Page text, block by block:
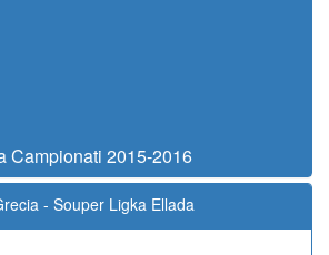
Campionati 2015-2016
- Souper Ligka Ellada